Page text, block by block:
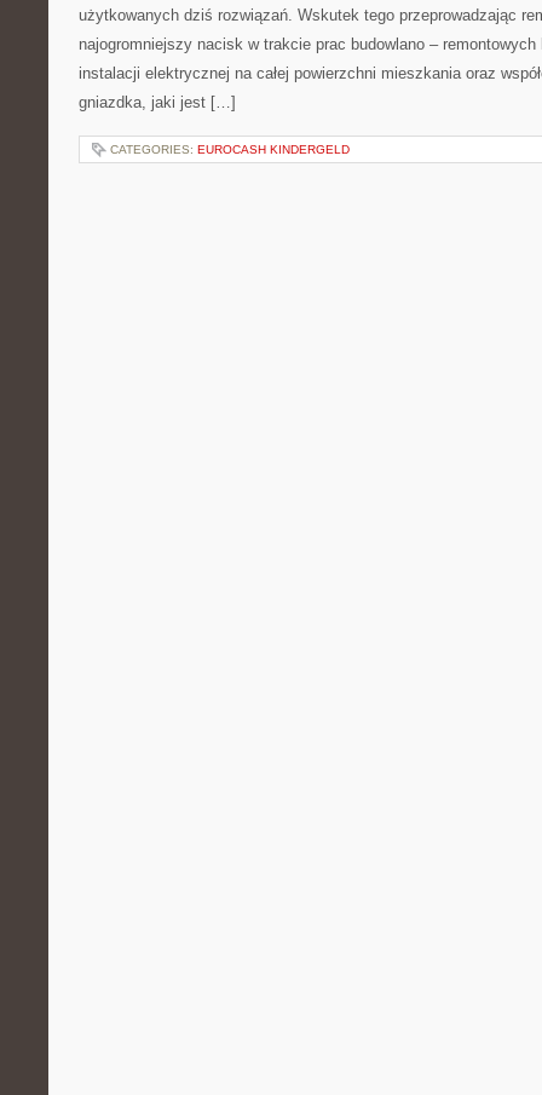
użytkowanych dziś rozwiązań. Wskutek tego przeprowadzając
najogromniejszy nacisk w trakcie prac budowlano – remontowych
instalacji elektrycznej na całej powierzchni mieszkania oraz
gniazdka, jaki jest […]
CATEGORIES: EUROCASH KINDERGELD